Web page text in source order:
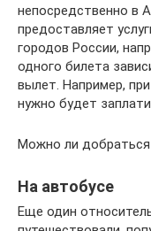
непосредственно в
предоставляет
городов России,
одного билета
вылет. Например,
нужно будет
Можно ли добраться
На автобусе
Еще один